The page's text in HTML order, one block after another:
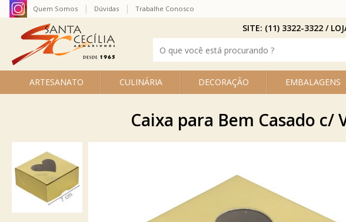
ARTESANATO CULINÁRIA DECORAÇÃO EMBALAGENS
Quem Somos Dúvidas Trabalhe Conosco
SITE: (11) 3322-3322 /
Caixa para Bem Casado c/